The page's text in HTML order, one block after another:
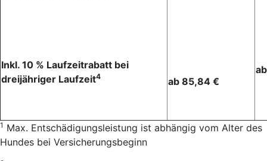
Inkl. 10 % Laufzeitrabatt bei
dreijähriger Laufzeit4 ab 85,84 €
1 Max. Entschädigungsleistung ist abhängig vom Alter des
Hundes bei Versicherungsbeginn